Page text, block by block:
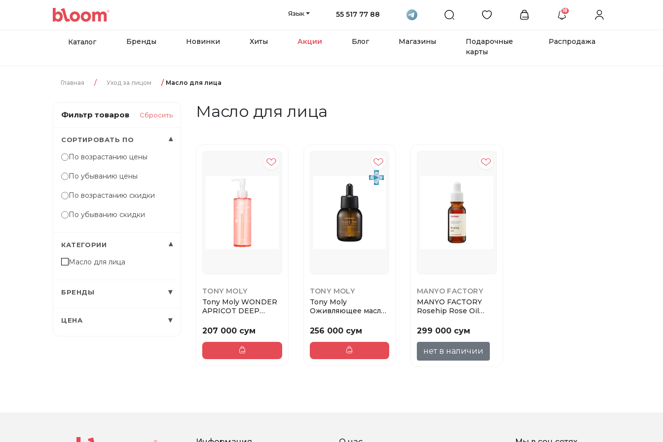
Язык 55 517 77 88 18
Каталог Бренды Новинки Хиты Акции Блог Магазины
Подарочные
карты
Распродажа
Главная Уход за лицом Масло для лица
Фильтр товаров Сбросить
СОРТИРОВАТЬ ПО ▾
По возрастанию цены
По убыванию цены
По возрастанию скидки
По убыванию скидки
КАТЕГОРИИ ▾
Масло для лица
БРЕНДЫ ▾
ЦЕНА ▾
Масло для лица
TONY MOLY
Tony Moly WONDER
APRICOT DEEP
190ml
207 000 сум
TONY MOLY
Tony Moly
Оживляющее масло
REVIV...
256 000 сум
MANYO FACTORY
MANYO FACTORY
Rosehip Rose Oil
от...
299 000 сум
нет в наличии